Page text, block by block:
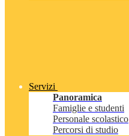
Servizi
Panoramica
Famiglie e studenti
Personale scolastico
Percorsi di studio